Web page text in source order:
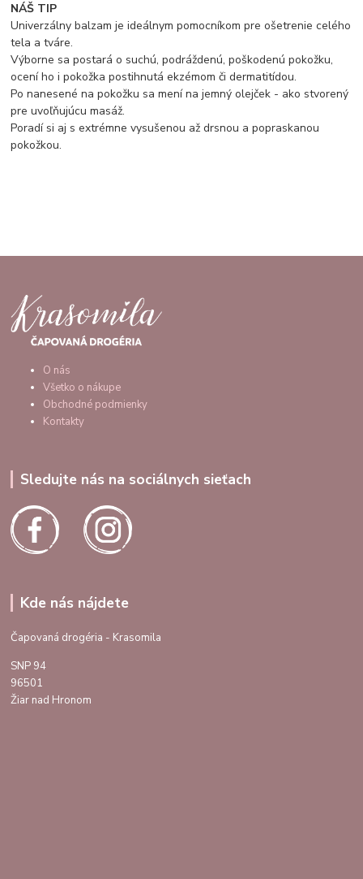
NÁŠ TIP
Univerzálny balzam je ideálnym pomocníkom pre ošetrenie celého
tela a tváre.
Výborne sa postará o suchú, podráždenú, poškodenú pokožku,
ocení ho i pokožka postihnutá ekzémom či dermatitídou.
Po nanesené na pokožku sa mení na jemný olejček - ako stvorený
pre uvoľňujúcu masáž.
Poradí si aj s extrémne vysušenou až drsnou a popraskanou
pokožkou.
O nás
Všetko o nákupe
Obchodné podmienky
Kontakty
Sledujte nás na sociálnych sieťach
Kde nás nájdete
Čapovaná drogéria - Krasomila
SNP 94
96501
Žiar nad Hronom